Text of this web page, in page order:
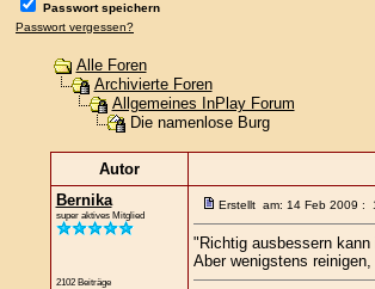
Passwort speichern
Passwort vergessen?
Alle Foren
Archivierte Foren
Allgemeines InPlay Forum
Die namenlose Burg
Autor
Bernika
super aktives Mitglied
2102 Beiträge
Erstellt am: 14 Feb 2009 :
"Richtig ausbessern
Aber wenigstens